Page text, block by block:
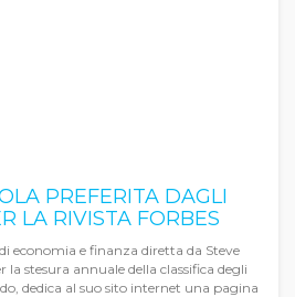
PREFERITA DAGLI
LA RIVISTA FORBES
economia e finanza diretta da Steve
la stesura annuale della classifica degli
dedica al suo sito internet una pagina